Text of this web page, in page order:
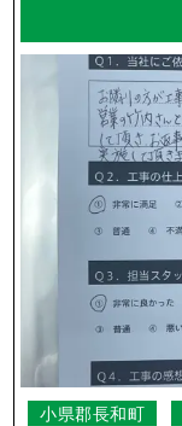
小県郡長和町